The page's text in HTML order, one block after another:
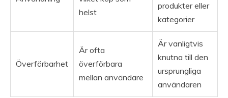
helst
produkter eller
kategorier
Överförbarhet
Är ofta
överförbara
mellan användare
Är vanligtvis
knutna till den
ursprungliga
användaren